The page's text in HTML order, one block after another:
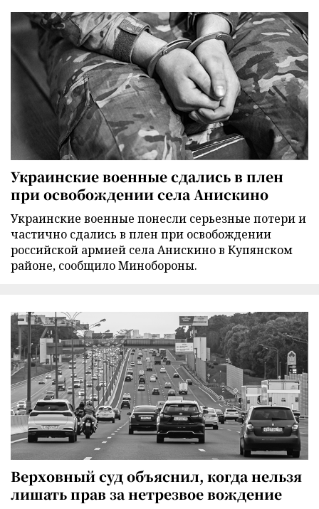
Украинские военные сдались в плен
при освобождении села Анискино
Украинские военные понесли серьезные потери и
частично сдались в плен при освобождении
российской армией села Анискино в Купянском
районе, сообщило Минобороны.
Верховный суд объяснил, когда нельзя
лишать прав за нетрезвое вождение